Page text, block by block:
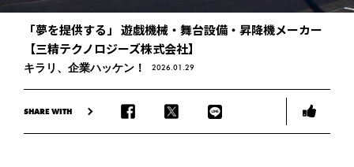
「夢を提供する」 遊戯機械・舞台設備・昇降機メーカー
【三精テクノロジーズ株式会社】
キラリ、企業ハッケン！ 2026.01.29
SHARE WITH